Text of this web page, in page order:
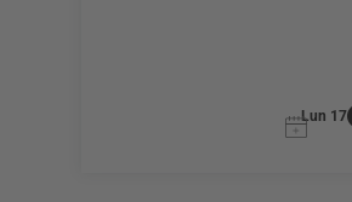
Lun 17